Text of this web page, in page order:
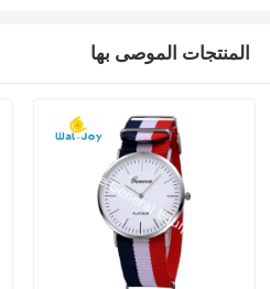
المنتجات الموصى بها